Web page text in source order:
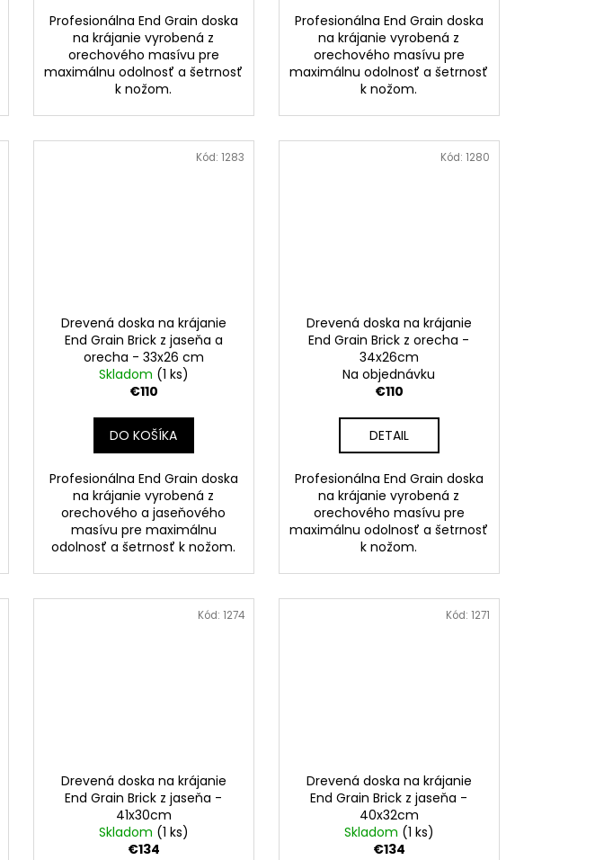
Profesionálna End Grain doska
na krájanie vyrobená z
orechového masívu pre
maximálnu odolnosť a šetrnosť
k nožom.
Profesionálna End Grain doska
na krájanie vyrobená z
orechového masívu pre
maximálnu odolnosť a šetrnosť
k nožom.
Drevená doska na krájanie
End Grain Brick z jaseňa a
orecha - 33x26 cm
Skladom (1 ks)
€110
DO KOŠÍKA
Profesionálna End Grain doska
na krájanie vyrobená z
orechového a jaseňového
masívu pre maximálnu
odolnosť a šetrnosť k nožom.
Kód: 1283
Drevená doska na krájanie
End Grain Brick z orecha -
34x26cm
Na objednávku
€110
DETAIL
Profesionálna End Grain doska
na krájanie vyrobená z
orechového masívu pre
maximálnu odolnosť a šetrnosť
k nožom.
Kód: 1280
Drevená doska na krájanie
End Grain Brick z jaseňa -
41x30cm
Skladom (1 ks)
€134
Kód: 1274
Drevená doska na krájanie
End Grain Brick z jaseňa -
40x32cm
Skladom (1 ks)
€134
Kód: 1271